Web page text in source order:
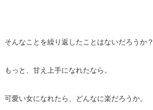
そんなことを繰り返したことはないだろうか？
もっと、甘え上手になれたなら。
可愛い女になれたら、どんなに楽だろうか。